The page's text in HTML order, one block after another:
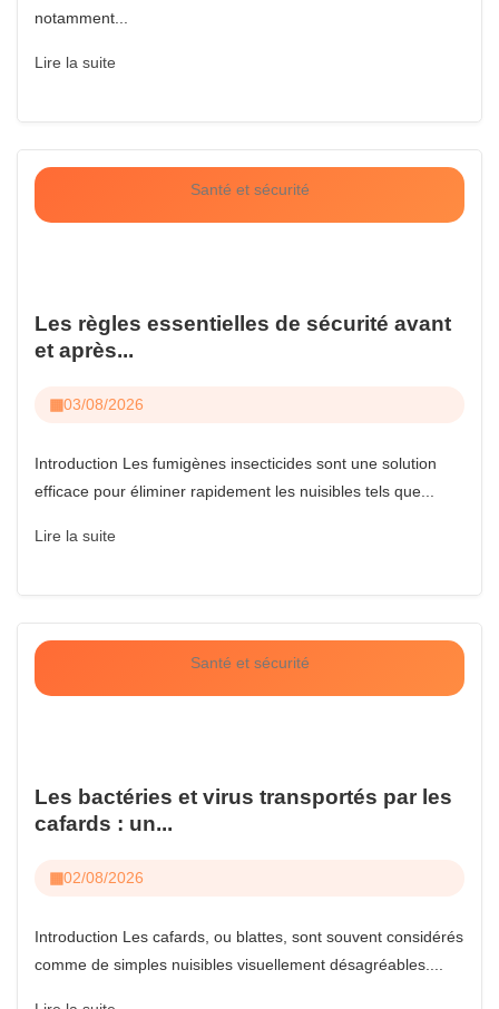
notamment...
Lire la suite
Santé et sécurité
Les règles essentielles de sécurité avant
et après...
03/08/2026
Introduction Les fumigènes insecticides sont une solution
efficace pour éliminer rapidement les nuisibles tels que...
Lire la suite
Santé et sécurité
Les bactéries et virus transportés par les
cafards : un...
02/08/2026
Introduction Les cafards, ou blattes, sont souvent considérés
comme de simples nuisibles visuellement désagréables....